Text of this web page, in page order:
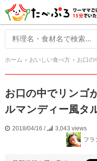
ホーム おいしい食べ方 お口の中
お口の中でリンゴ
ルマンディー風タ
2018/04/16 /
3,043 views
フラ